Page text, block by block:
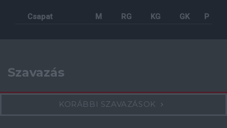
Csapat M RG KG GK P
Szavazás
KORÁBBI SZAVAZÁSOK